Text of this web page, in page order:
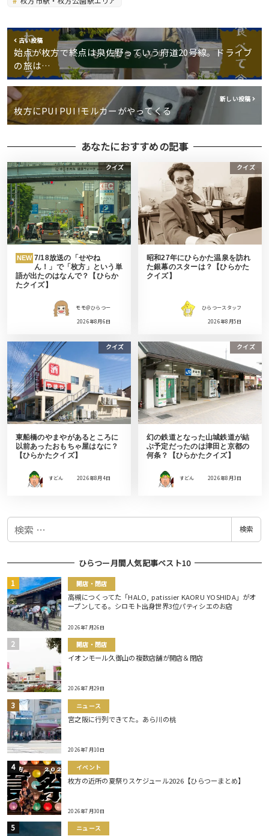
古い投稿
始点が枚方で終点は泉佐野っていう府道20号線。ドライブ
の旅は…
新しい投稿
枚方にPUI PUI !モルカーがやってくる
あなたにおすすめの記事
クイズ
NEW 7/18放送の「せやね
ん！」で「枚方」という単
語が出たのはなんで？【ひらか
たクイズ】
モモ＠ひらつー
2026年8月6日
クイズ
昭和27年にひらかた温泉を訪れ
た銀幕のスターは？【ひらかた
クイズ】
ひらつースタッフ
2026年8月5日
クイズ
東船橋のやまやがあるところに
以前あったおもちゃ屋はなに？
【ひらかたクイズ】
すどん 2026年8月4日
クイズ
幻の鉄道となった山城鉄道が結
ぶ予定だったのは津田と京都の
何条？【ひらかたクイズ】
すどん 2026年8月3日
検
検索
ひらつー月間人気記事ベスト10
開店・閉店
高槻につくってた「HALO, patissier KAORU YOSHIDA」がオ
ープンしてる。シロモト出身世界3位パティシエのお店
2026年7月26日
開店・閉店
イオンモール久御山の複数店舗が開店＆閉店
2026年7月29日
ニュース
宮之阪に行列できてた。あら川の桃
2026年7月10日
イベント
枚方の近所の夏祭りスケジュール2026【ひらつーまとめ】
2026年7月30日
ニュース